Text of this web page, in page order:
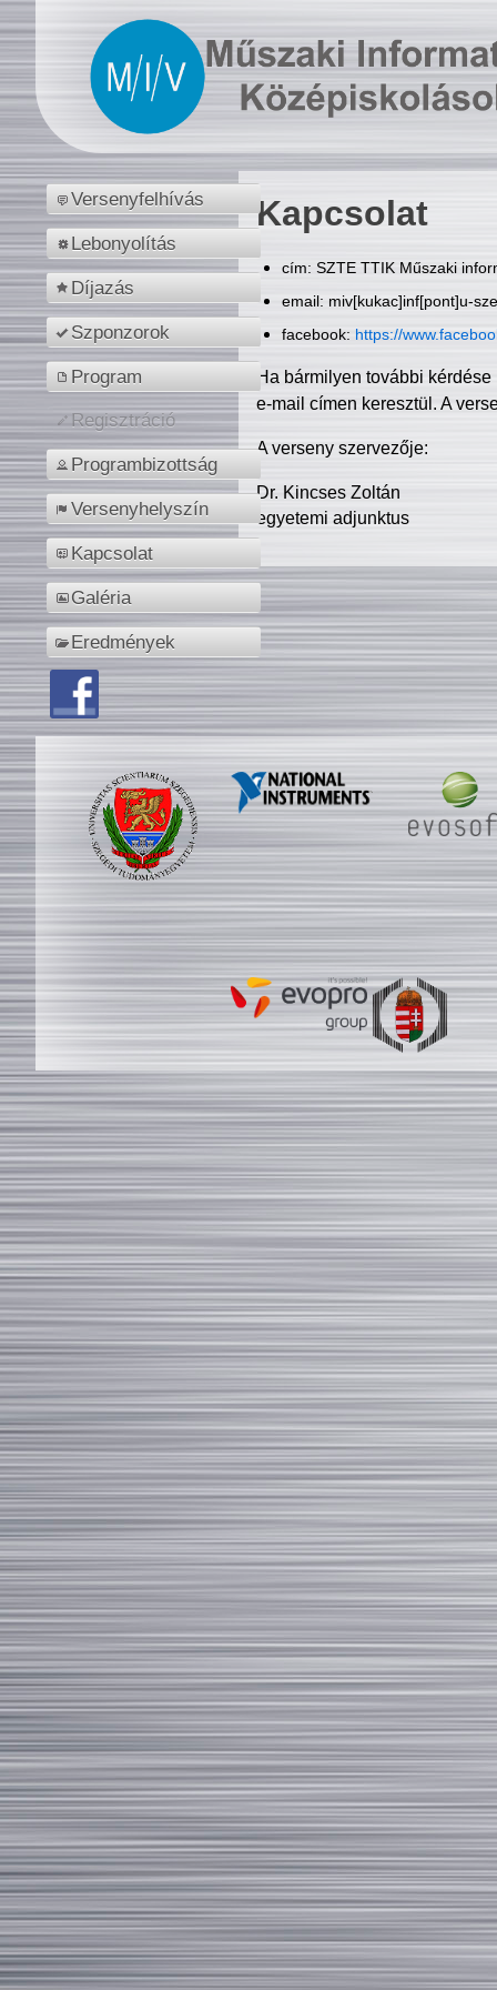
Versenyfelhívás
Lebonyolítás
Díjazás
Szponzorok
Program
Regisztráció
Programbizottság
Versenyhelyszín
Kapcsolat
Galéria
Eredmények
Kapcsolat
cím: SZTE TTIK Műszaki
email: miv[kukac]inf[pont]u-
facebook: https://
Ha bármilyen további
e-mail címen keresztül. A
A verseny szervezője:
Dr. Kincses Zoltán
egyetemi adjunktus